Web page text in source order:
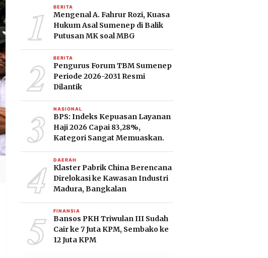
1 BERITA
Mengenal A. Fahrur Rozi, Kuasa
Hukum Asal Sumenep di Balik
Putusan MK soal MBG
2 BERITA
Pengurus Forum TBM Sumenep
Periode 2026-2031 Resmi
Dilantik
3 NASIONAL
BPS: Indeks Kepuasan Layanan
Haji 2026 Capai 83,28%,
Kategori Sangat Memuaskan.
4 DAERAH
Klaster Pabrik China Berencana
Direlokasi ke Kawasan Industri
Madura, Bangkalan
5 FINANSIA
Bansos PKH Triwulan III Sudah
Cair ke 7 Juta KPM, Sembako ke
12 Juta KPM